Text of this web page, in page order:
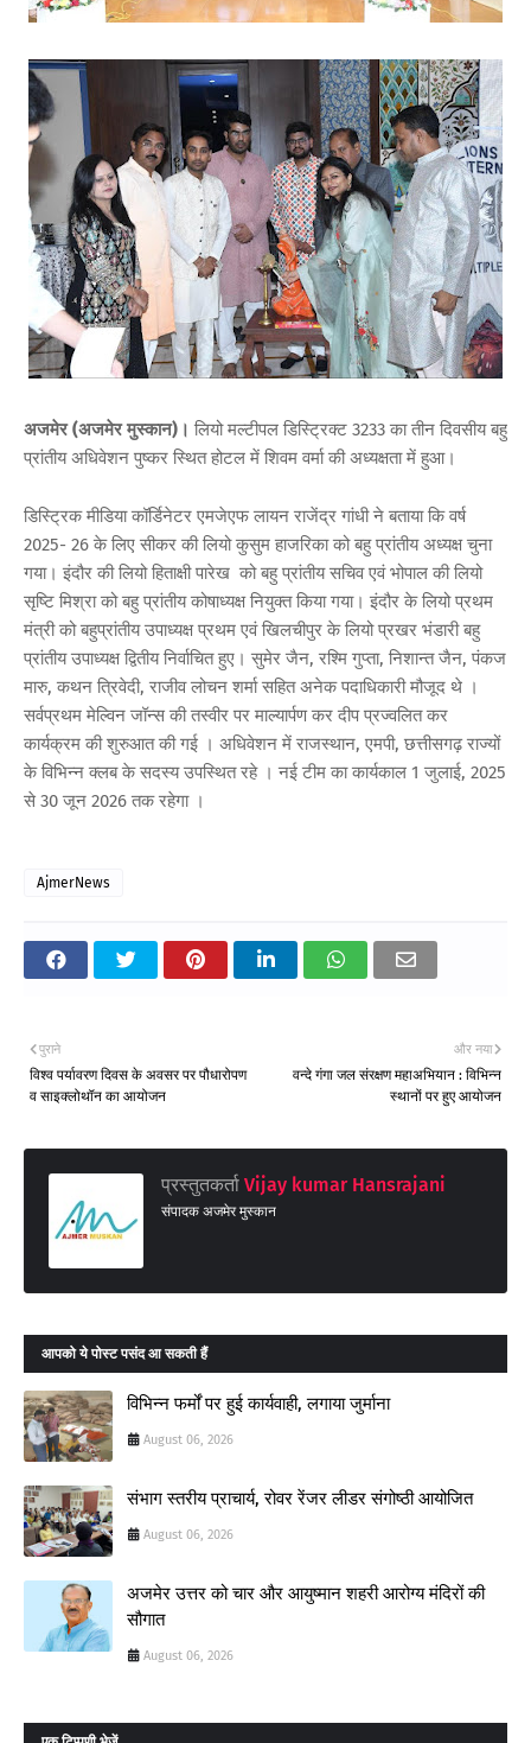
अजमेर (अजमेर मुस्कान)। लियो मल्टीपल डिस्ट्रिक्ट 3233 का तीन दिवसीय बहु
प्रांतीय अधिवेशन पुष्कर स्थित होटल में शिवम वर्मा की अध्यक्षता में हुआ।
डिस्ट्रिक मीडिया कॉर्डिनेटर एमजेएफ लायन राजेंद्र गांधी ने बताया कि वर्ष
2025- 26 के लिए सीकर की लियो कुसुम हाजरिका को बहु प्रांतीय अध्यक्ष चुना
गया। इंदौर की लियो हिताक्षी पारेख को बहु प्रांतीय सचिव एवं भोपाल की लियो
सृष्टि मिश्रा को बहु प्रांतीय कोषाध्यक्ष नियुक्त किया गया। इंदौर के लियो प्रथम
मंत्री को बहुप्रांतीय उपाध्यक्ष प्रथम एवं खिलचीपुर के लियो प्रखर भंडारी बहु
प्रांतीय उपाध्यक्ष द्वितीय निर्वाचित हुए। सुमेर जैन, रश्मि गुप्ता, निशान्त जैन, पंकज
मारु, कथन त्रिवेदी, राजीव लोचन शर्मा सहित अनेक पदाधिकारी मौजूद थे ।
सर्वप्रथम मेल्विन जॉन्स की तस्वीर पर माल्यार्पण कर दीप प्रज्वलित कर
कार्यक्रम की शुरुआत की गई । अधिवेशन में राजस्थान, एमपी, छत्तीसगढ़ राज्यों
के विभिन्न क्लब के सदस्य उपस्थित रहे । नई टीम का कार्यकाल 1 जुलाई, 2025
से 30 जून 2026 तक रहेगा ।
AjmerNews
और नया
वन्दे गंगा जल संरक्षण महाअभियान : विभिन्न
स्थानों पर हुए आयोजन
पुराने
विश्व पर्यावरण दिवस के अवसर पर पौधारोपण
व साइक्लोथॉन का आयोजन
प्रस्तुतकर्ता Vijay kumar Hansrajani
संपादक अजमेर मुस्कान
आपको ये पोस्ट पसंद आ सकती हैं
विभिन्न फर्मों पर हुई कार्यवाही, लगाया जुर्माना
August 06, 2026
संभाग स्तरीय प्राचार्य, रोवर रेंजर लीडर संगोष्ठी आयोजित
August 06, 2026
अजमेर उत्तर को चार और आयुष्मान शहरी आरोग्य मंदिरों की
सौगात
August 06, 2026